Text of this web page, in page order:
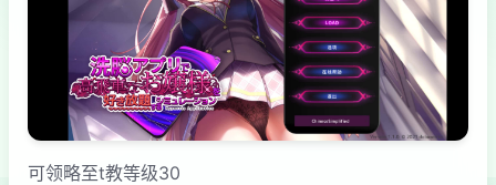
可领略至t教等级30